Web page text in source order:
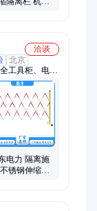
洽谈
北京
工具柜、电力
马护栏、绝缘
全标志牌、警
、防汛挡水
电力 隔离施
锈钢伸缩围